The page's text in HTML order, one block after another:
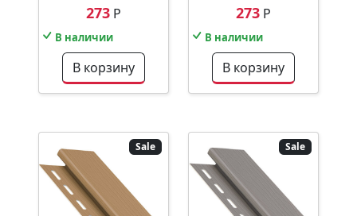
273 Р
В наличии
В корзину
273 Р
В наличии
В корзину
Sale Sale